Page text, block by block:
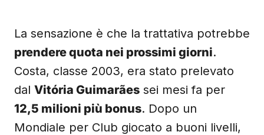
La sensazione è che la trattativa potrebbe
prendere quota nei prossimi giorni.
Costa, classe 2003, era stato prelevato
dal Vitória Guimarães sei mesi fa per
12,5 milioni più bonus. Dopo un
Mondiale per Club giocato a buoni livelli,